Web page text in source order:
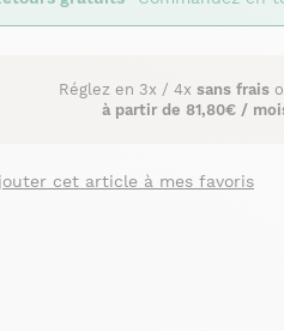
Réglez en 3x / 4x sans frais
à partir de 81,80€ /
cet article à mes favoris